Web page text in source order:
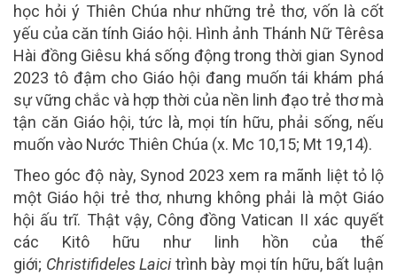
học hỏi ý Thiên Chúa như những trẻ thơ, vốn là cốt
yếu của căn tính Giáo hội. Hình ảnh Thánh Nữ Têrêsa
Hài đồng Giêsu khá sống động trong thời gian Synod
2023 tô đậm cho Giáo hội đang muốn tái khám phá
sự vững chắc và hợp thời của nền linh đạo trẻ thơ mà
tận căn Giáo hội, tức là, mọi tín hữu, phải sống, nếu
muốn vào Nước Thiên Chúa (x. Mc 10,15; Mt 19,14).
Theo góc độ này, Synod 2023 xem ra mãnh liệt tỏ lộ
một Giáo hội trẻ thơ, nhưng không phải là một Giáo
hội ấu trĩ. Thật vậy, Công đồng Vatican II xác quyết
các Kitô hữu như linh hồn của thế
giới; Christifideles Laicitrình bày mọi tín hữu, bất luận